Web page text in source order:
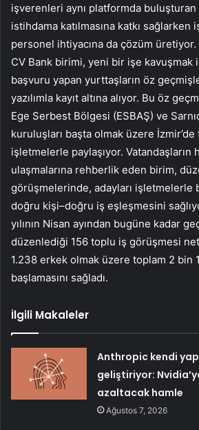
işverenleri aynı platformda buluşturan
istihdama katılmasına katkı
personel ihtiyacına da çözüm üretiyor.
CV Bank birimi, yeni bir işe kavuşmak
başvuru yapan yurttaşların öz
yazılımla kayıt altına alıyor. Bu öz
Ege Serbest Bölgesi (ESBAŞ) ve
kuruluşları başta olmak üzere
işletmelerle paylaşıyor.
ulaşmalarına rehberlik eden birim,
görüşmelerinde, adayları işletmelerle
doğru kişi–doğru iş eşleşmesini
yılının Nisan ayından bugüne kadar
düzenlediği 156 toplu iş görüşmesi
1.238 erkek olmak üzere toplam 2 bin
başlamasını sağladı.
İlgili Makaleler
Anthropic kendi
geliştiriyor:
azaltacak hamle
Ağustos 7, 2026